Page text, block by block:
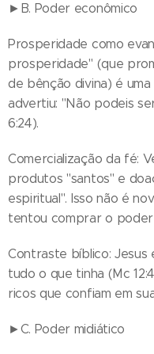
►B. Poder econômico
Prosperidade como
prosperidade" (que
de bênção divina) é
advertiu: "Não podeis
6:24).
Comercialização da fé:
produtos "santos" e
espiritual". Isso não é
tentou comprar o
Contraste bíblico: Jesus
tudo o que tinha (Mc
ricos que confiam em
►C. Poder midiático